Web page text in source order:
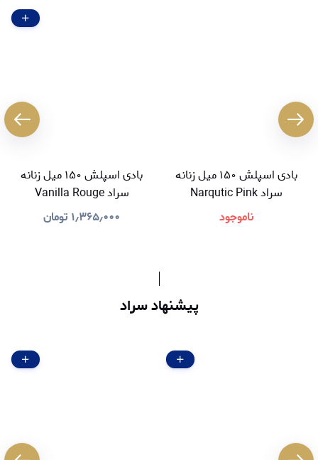
بادی اسپلش ۱۵۰ میل زنانه
سراد Narqutic Pink
ناموجود
بادی اسپلش ۱۵۰ میل زنانه
سراد Vanilla Rouge
۱٫۳۶۵٫۰۰۰ تومان
پیشنهاد سراد